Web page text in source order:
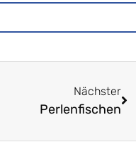
Nächster
Perlenfischen